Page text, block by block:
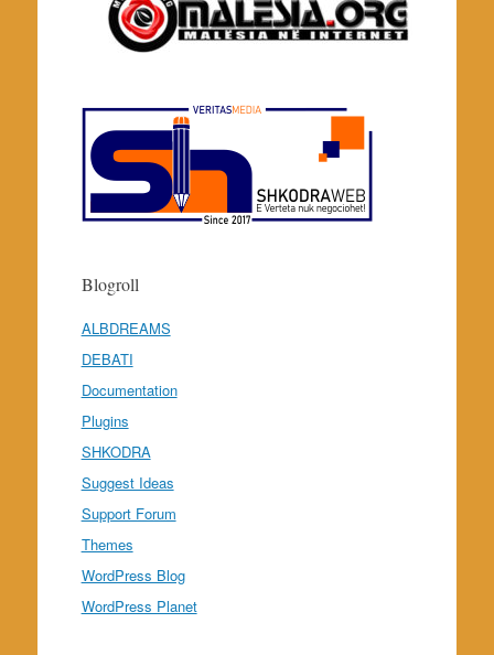
Blogroll
ALBDREAMS
DEBATI
Documentation
Plugins
SHKODRA
Suggest Ideas
Support Forum
Themes
WordPress Blog
WordPress Planet